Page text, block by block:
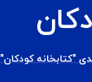
"کتابخانه کودکان"